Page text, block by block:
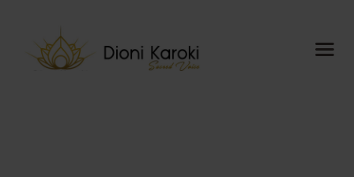
Dioni Karoki